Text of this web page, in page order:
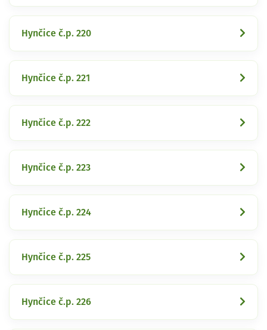
Hynčice č.p. 220
Hynčice č.p. 221
Hynčice č.p. 222
Hynčice č.p. 223
Hynčice č.p. 224
Hynčice č.p. 225
Hynčice č.p. 226